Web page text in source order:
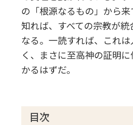
の「根源なるもの」から
知れば、すべての宗教が統
なる。一読すれば、これ
く、まさに至高神の証明
かるはずだ。
目次